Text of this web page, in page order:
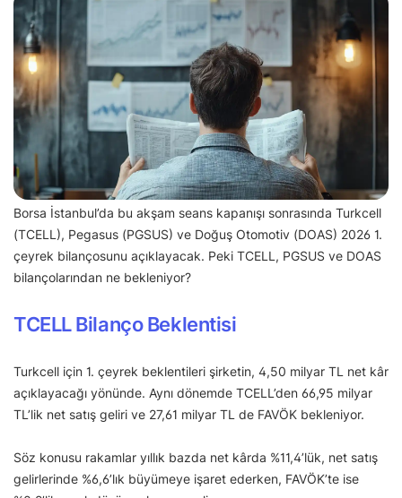
Borsa İstanbul’da bu akşam seans kapanışı sonrasında Turkcell
(TCELL), Pegasus (PGSUS) ve Doğuş Otomotiv (DOAS) 2026 1.
çeyrek bilançosunu açıklayacak. Peki TCELL, PGSUS ve DOAS
bilançolarından ne bekleniyor?
TCELL Bilanço Beklentisi
Turkcell için 1. çeyrek beklentileri şirketin, 4,50 milyar TL net kâr
açıklayacağı yönünde. Aynı dönemde TCELL’den 66,95 milyar
TL’lik net satış geliri ve 27,61 milyar TL de FAVÖK bekleniyor.
Söz konusu rakamlar yıllık bazda net kârda %11,4’lük, net satış
gelirlerinde %6,6’lık büyümeye işaret ederken, FAVÖK’te ise